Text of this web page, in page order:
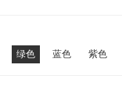
绿色 蓝色 紫色